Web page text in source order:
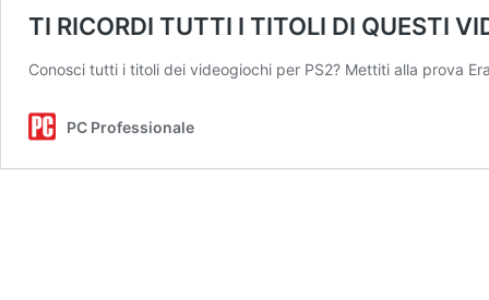
TI RICORDI TUTTI I TITOLI DI QUESTI
Conosci tutti i titoli dei videogiochi per PS2? Mettiti alla prova
PC Professionale